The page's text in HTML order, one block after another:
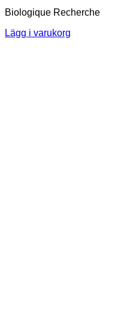
Biologique Recherche
Lägg i varukorg